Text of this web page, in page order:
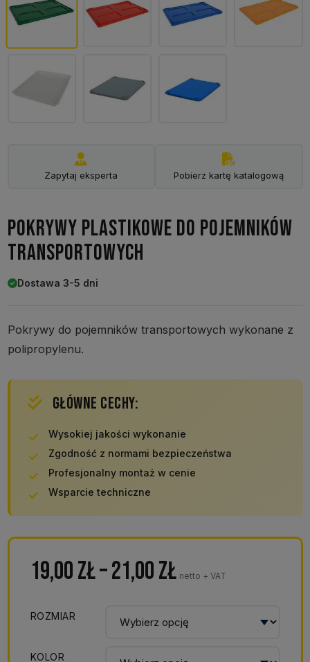
Zapytaj eksperta Pobierz kartę katalogową
POKRYWY PLASTIKOWE DO POJEMNIKÓW
TRANSPORTOWYCH
Dostawa 3-5 dni
Pokrywy do pojemników transportowych wykonane z
polipropylenu.
GŁÓWNE CECHY:
Wysokiej jakości wykonanie
Zgodność z normami bezpieczeństwa
Profesjonalny montaż w cenie
Wsparcie techniczne
19,00zł–21,00złZakres
od
netto + VAT
ROZMIAR
KOLOR